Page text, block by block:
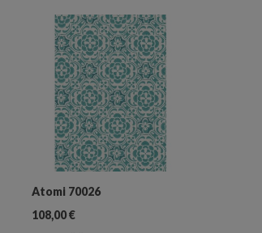
Atomi 70026
108,00€